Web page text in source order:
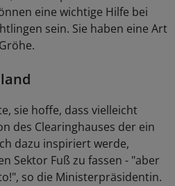
eine wichtige Hilfe bei
sein. Sie haben eine Art
sie hoffe, dass vielleicht
des Clearinghauses der ein
dazu inspiriert werde,
Sektor Fuß zu fassen - "aber
so die Ministerpräsidentin.